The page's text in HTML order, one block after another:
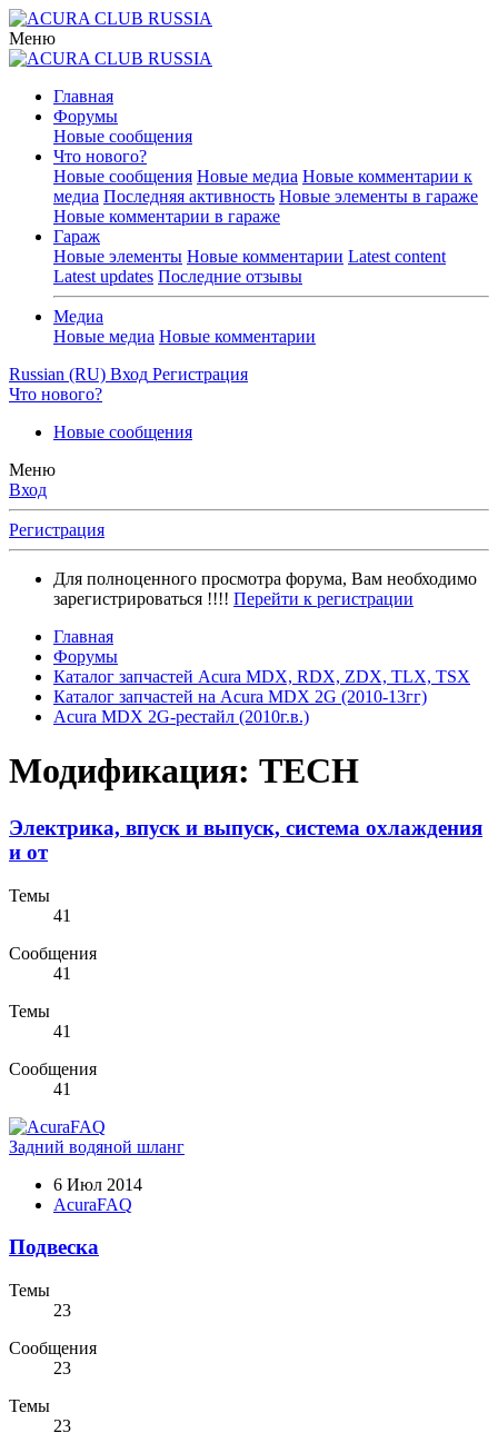
Меню
Главная
Форумы
Новые сообщения
Что нового?
Новые сообщения Новые медиа Новые комментарии к
медиа Последняя активность Новые элементы в гараже
Новые комментарии в гараже
Гараж
Новые элементы Новые комментарии Latest content
Latest updates Последние отзывы
Медиа
Новые медиа Новые комментарии
Russian (RU) Вход Регистрация
Что нового?
Новые сообщения
Меню
Вход
Регистрация
Для полноценного просмотра форума, Вам необходимо
зарегистрироваться !!!! Перейти к регистрации
Главная
Форумы
Каталог запчастей Acura MDX, RDX, ZDX, TLX, TSX
Каталог запчастей на Acura MDX 2G (2010-13гг)
Acura MDX 2G-рестайл (2010г.в.)
Модификация: TECH
Электрика, впуск и выпуск, система охлаждения
и от
Темы
41
Сообщения
41
Темы
41
Сообщения
41
Задний водяной шланг
6 Июл 2014
AcuraFAQ
Подвеска
Темы
23
Сообщения
23
Темы
23